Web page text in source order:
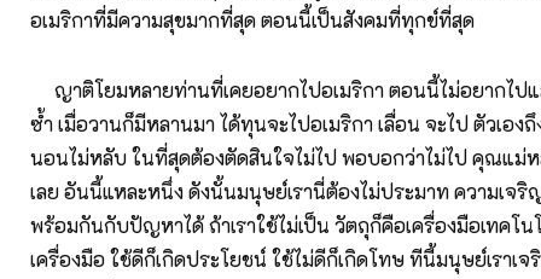
อเมริกาที่มีความสุขมากที่สุด ตอนนี้เป็นสังคมที่ทุกข์ที่สุด
ญาติโยมหลายท่านที่เคยอยากไปอเมริกา ตอนนี้ไม่อยากไป
ซ้ำ เมื่อวานก็มีหลานมา ได้ทุนจะไปอเมริกา เลื่อน จะไป ตัวเอง
นอนไม่หลับ ในที่สุดต้องตัดสินใจไม่ไป พอบอกว่าไม่ไป คุณแม่
เลย อันนี้แหละหนึ่ง ดังนั้นมนุษย์เรานี่ต้องไม่ประมาท ความเจ
พร้อมกันกับปัญหาได้ ถ้าเราใช้ไม่เป็น วัตถุก็คือเครื่องมือเทคโน
เครื่องมือ ใช้ดีก็เกิดประโยชน์ ใช้ไม่ดีก็เกิดโทษ ทีนี้มนุษย์เราเ